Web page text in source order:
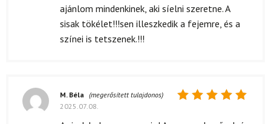
ajánlom mindenkinek, aki síelni szeretne. A
sisak tökélet!!!sen illeszkedik a fejemre, és a
színei is tetszenek.!!!
M. Béla (megerősített tulajdonos)
2025.07.08.